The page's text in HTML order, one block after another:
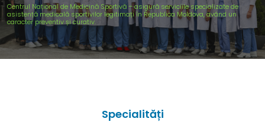
Centrul Național de Medicină Sportivă – asigură serviciile specializate de
asistență medicală sportivilor legitimați în Republica Moldova, având un
caracter preventiv și curativ.
Specialități